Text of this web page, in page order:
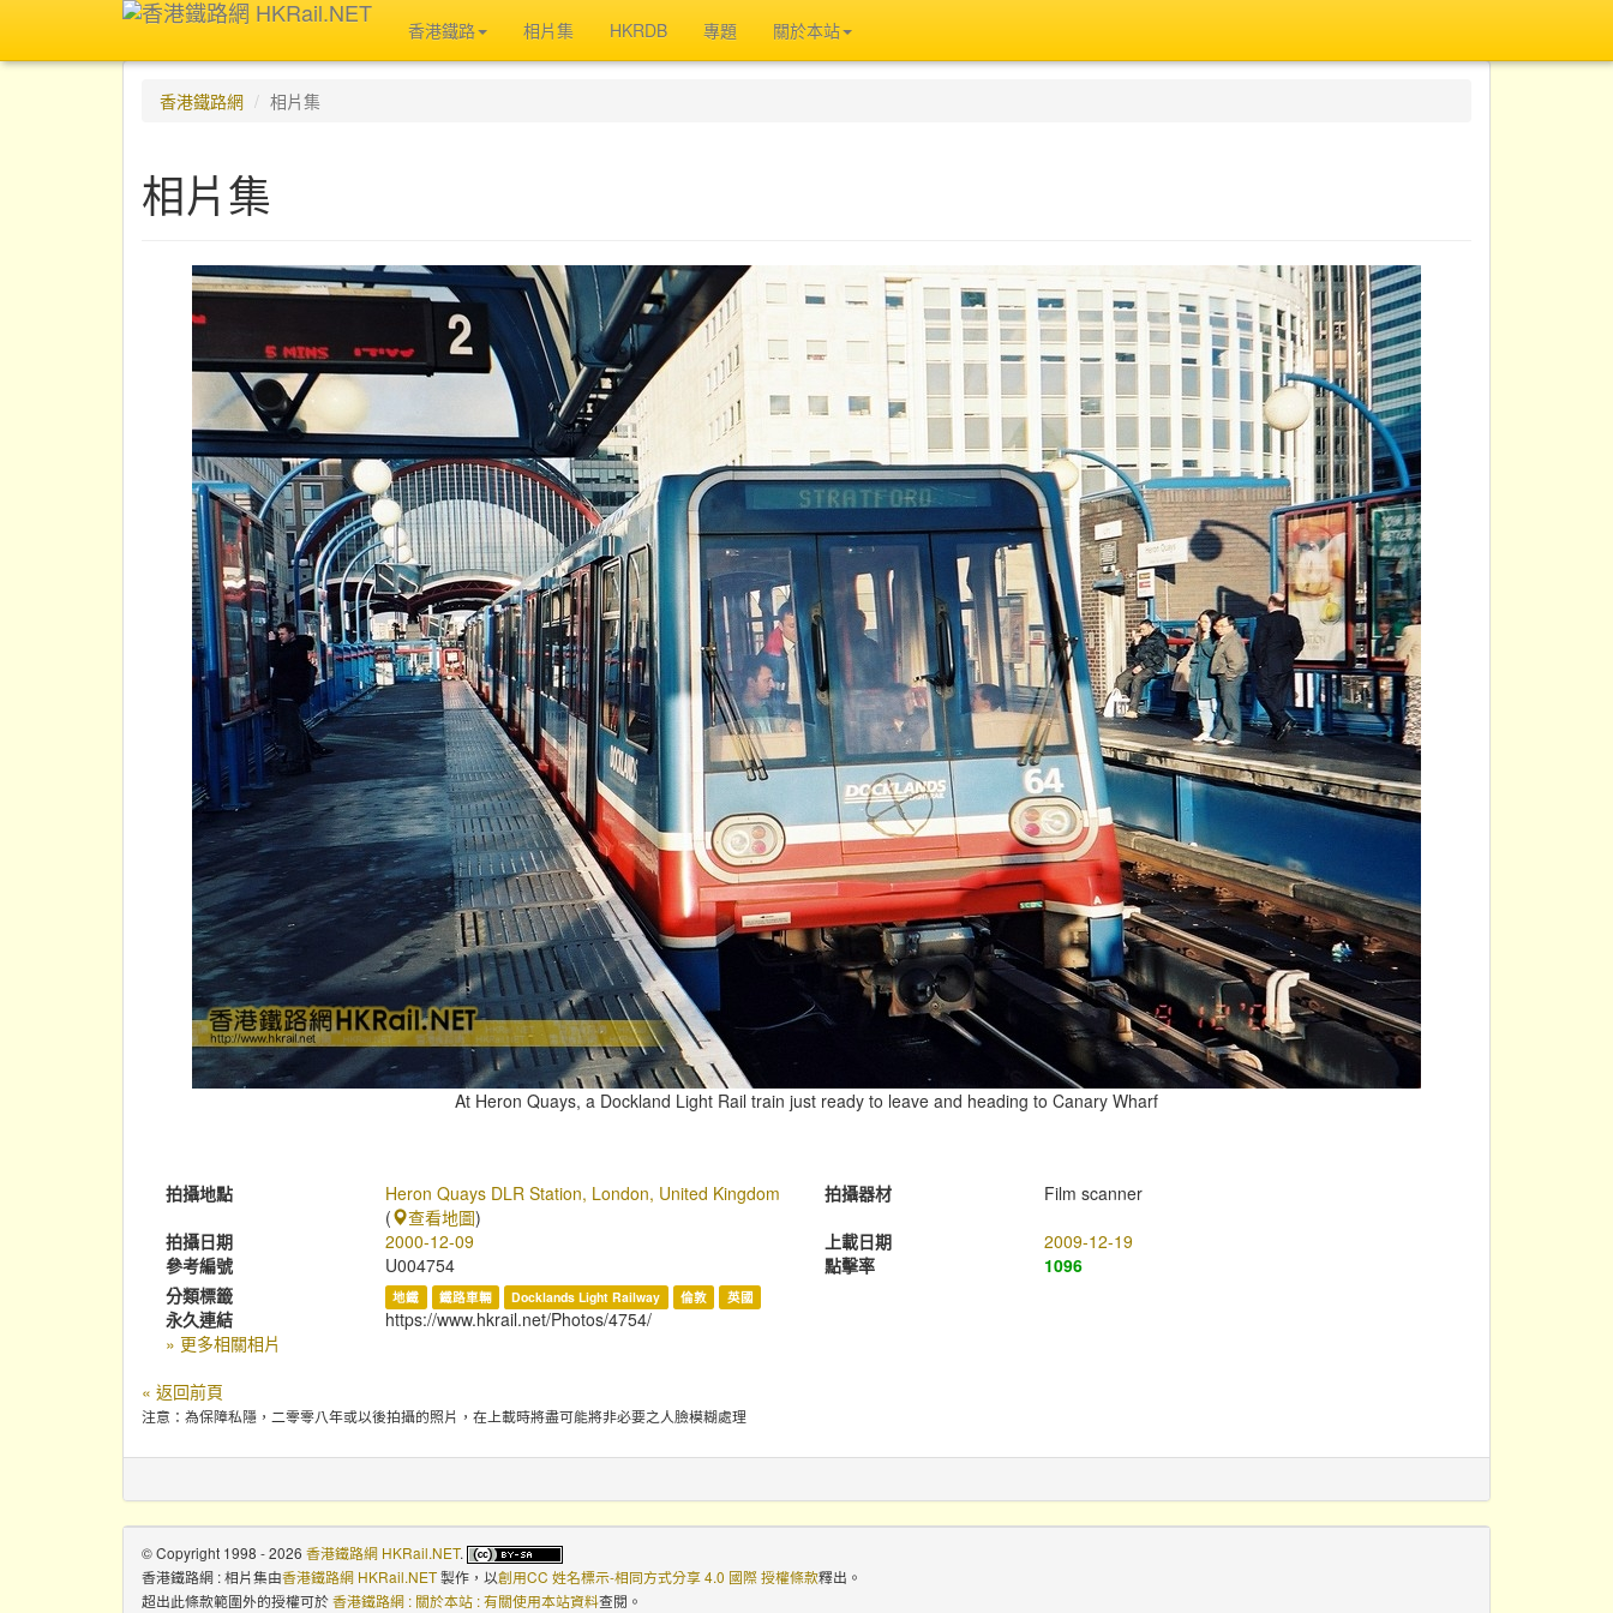
香港鐵路 相片集 HKRDB 專題 關於本站
香港鐵路網 相片集
相片集
At Heron Quays, a Dockland Light Rail train just ready to leave and heading to Canary Wharf
拍攝地點
Heron Quays DLR Station, London, United Kingdom
(
查看地圖)
拍攝器材
Film scanner
拍攝日期
2000-12-09 上載日期
2009-12-19
參考編號
U004754 點擊率
1096
分類標籤
地鐵 鐵路車輛 Docklands Light Railway 倫敦 英國
永久連結
https://www.hkrail.net/Photos/4754/
» 更多相關相片
« 返回前頁
注意：為保障私隱，二零零八年或以後拍攝的照片，在上載時將盡可能將非必要之人臉模糊處理
© Copyright 1998 - 2026 香港鐵路網 HKRail.NET.
香港鐵路網 : 相片集由香港鐵路網 HKRail.NET製作，以創用CC 姓名標示-相同方式分享 4.0 國際 授權條款釋出。
超出此條款範圍外的授權可於香港鐵路網 : 關於本站 : 有關使用本站資料查閱。